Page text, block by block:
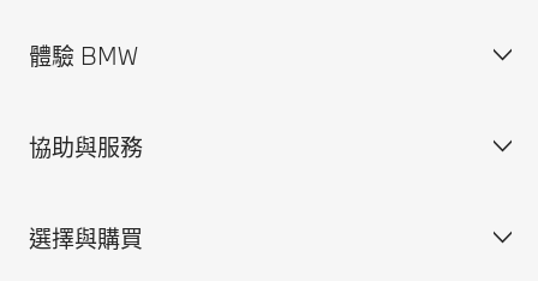
客戶支援
銷售查詢
體驗 BMW
關於寶馬香港
BMW Group
協助與服務
維修預約
選擇與購買